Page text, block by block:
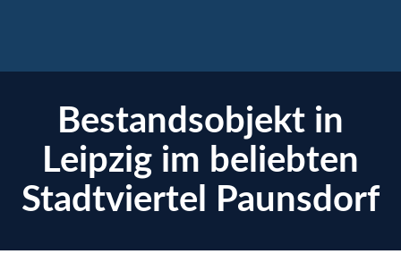
Bestandsobjekt in
Leipzig im beliebten
Stadtviertel Paunsdorf